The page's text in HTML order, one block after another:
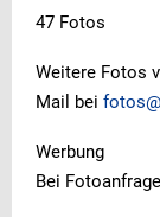
47 Fotos
Weitere Fotos
Mail bei
Werbung
Bei